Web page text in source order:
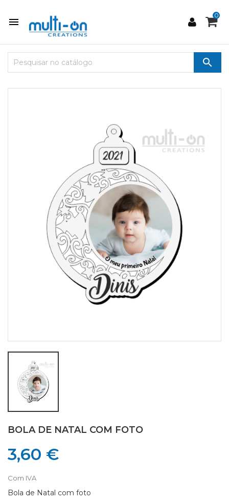

0

BOLA DE NATAL COM FOTO
3,60 €
Com IVA
Bola de Natal com foto